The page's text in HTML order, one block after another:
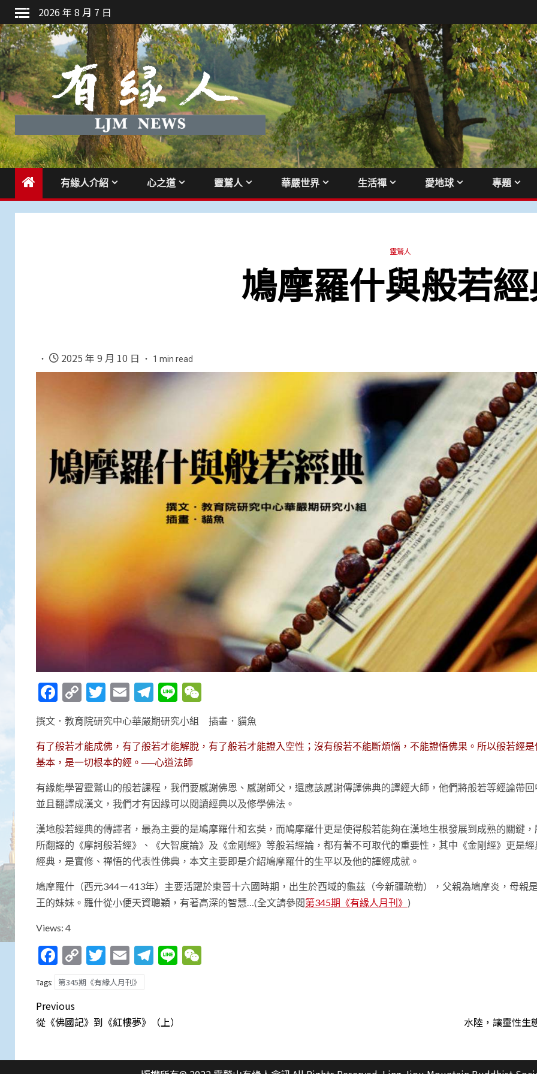
Skip
to
content
2026 年 8 月 7 日
有緣人介紹 心之道 靈鷲人 華嚴世界 生活禪 愛地球 專題
靈鷲人
鳩摩羅什與般若
2025 年 9 月 10 日 1 min read
Facebook
Copy
Link
Twitter
EmailTelegram
Line
撰文．教育院研究中心華嚴期研究小組 插畫．貓魚
有了般若才能成佛，有了般若才能解脫，有了般若才能證入空性；沒有般若不能斷煩惱，不能證悟佛果。所以般若經
基本，是一切根本的經。──心道法師
有緣能學習靈鷲山的般若課程，我們要感謝佛恩、感謝師父，還應該感謝傳譯佛典的譯經大師，他們將般若等經論帶
並且翻譯成漢文，我們才有因緣可以閱讀經典以及修學佛法。
漢地般若經典的傳譯者，最為主要的是鳩摩羅什和玄奘，而鳩摩羅什更是使得般若能夠在漢地生根發展到成熟的關鍵，
所翻譯的《摩訶般若經》、《大智度論》及《金剛經》等般若經論，都有著不可取代的重要性，其中《金剛經》更是
經典，是實修、禪悟的代表性佛典，本文主要即是介紹鳩摩羅什的生平以及他的譯經成就。
鳩摩羅什（西元344－413年）主要活躍於東晉十六國時期，出生於西域的龜茲（今新疆疏勒），父親為鳩摩炎，母親
王的妹妹。羅什從小便天資聰穎，有著高深的智慧…(全文請參閱第345期《有緣人月刊》 )
Views: 4
Facebook
Copy
Link
Twitter
EmailTelegram
Line
Tags: 第345期《有緣人月刊》
Post
navigation
Previous
從《佛國記》到《紅樓夢》（上）
水陸，讓靈性生